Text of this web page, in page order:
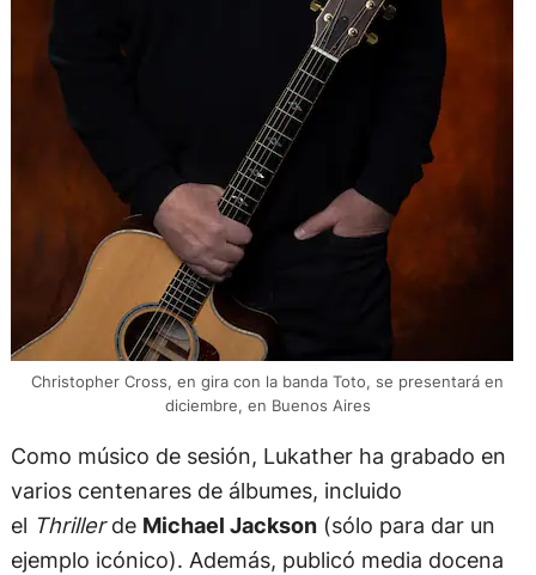
Christopher Cross, en gira con la banda Toto, se presentará en
diciembre, en Buenos Aires
Como músico de sesión, Lukather ha grabado en
varios centenares de álbumes, incluido
el Thrillerde Michael Jackson(sólo para dar un
ejemplo icónico). Además, publicó media docena